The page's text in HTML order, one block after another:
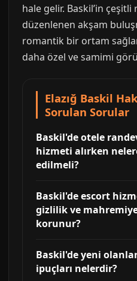
hale gelir. Baskil’in
düzenlenen akşam
romantik bir ortam
daha özel ve samimi
Elazığ Baskil
Sorulan Sorular
Baskil'de otele
hizmeti alırken
edilmeli?
Baskil'de escort
gizlilik ve
korunur?
Baskil'de yeni
ipuçları nelerdir?